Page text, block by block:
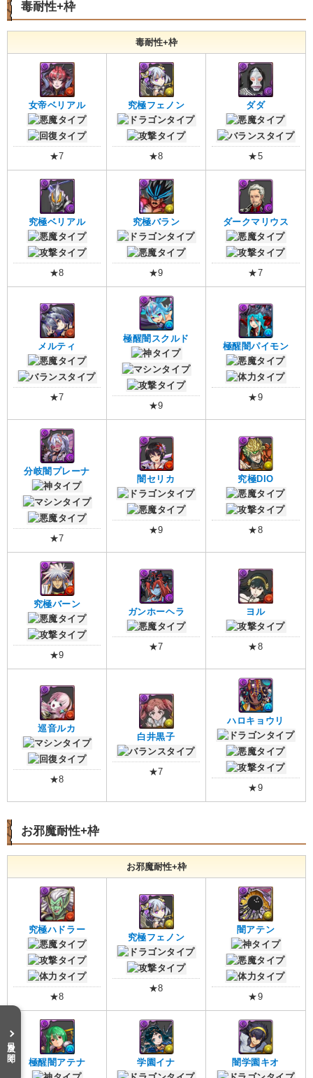
毒耐性+枠
毒耐性+枠
女帝ベリアル
★7
究極フェノン
★8
ダダ
★5
究極ベリアル
★8
究極バラン
★9
ダークマリウス
★7
メルティ
★7
極醒闇スクルド
★9
極醒闇パイモン
★9
分岐闇プレーナ
★7
闇セリカ
★9
究極DIO
★8
究極バーン
★9
ガンホーヘラ
★7
ヨル
★8
巡音ルカ
★8
白井黒子
★7
ハロキョウリ
★9
お邪魔耐性+枠
お邪魔耐性+枠
究極ハドラー
★8
究極フェノン
★8
闇アテン
★9
極醒闇アテナ 学園イナ 闇学園キオ
目次を開く